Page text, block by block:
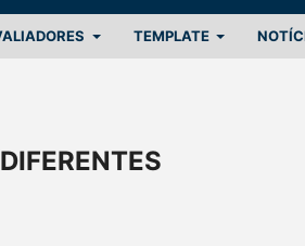
TEMPLATE